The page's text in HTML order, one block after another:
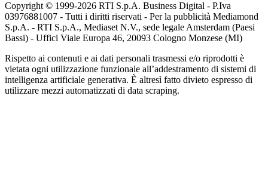
Copyright © 1999-2026 RTI S.p.A. Business Digital - P.Iva
03976881007 - Tutti i diritti riservati - Per la pubblicità Mediamond
S.p.A. - RTI S.p.A., Mediaset N.V., sede legale Amsterdam (Paesi
Bassi) - Uffici Viale Europa 46, 20093 Cologno Monzese (MI)
Rispetto ai contenuti e ai dati personali trasmessi e/o riprodotti è
vietata ogni utilizzazione funzionale all’addestramento di sistemi di
intelligenza artificiale generativa. È altresì fatto divieto espresso di
utilizzare mezzi automatizzati di data scraping.